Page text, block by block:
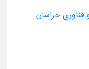
خراسان